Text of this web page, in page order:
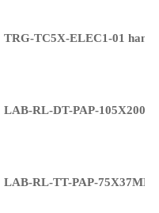
TRG-TC5X-ELEC1-01
LAB-RL-DT-PAP-
LAB-RL-TT-PAP-75X37MM